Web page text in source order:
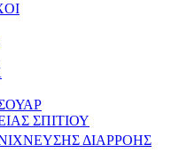
ΣΠΙΤΙΟΥ
ΔΙΑΡΡΟΗΣ